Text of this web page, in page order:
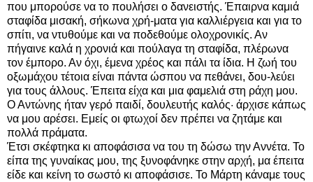
που μπορούσε να το πουλήσει ο δανειστής. Έπαιρνα καμιά
σταφίδα μισακή, σήκωνα χρή-ματα για καλλιέργεια και για το
σπίτι, να ντυθούμε και να ποδεθούμε ολοχρονικίς. Αν
πήγαινε καλά η χρονιά και πούλαγα τη σταφίδα, πλέρωνα
τον έμπορο. Αν όχι, έμενα χρέος και πάλι τα ίδια. Η ζωή του
οξωμάχου τέτοια είναι πάντα ώσπου να πεθάνει, δου-λεύει
για τους άλλους. Έπειτα είχα και μια φαμελιά στη ράχη μου.
Ο Αντώνης ήταν γερό παιδί, δουλευτής καλός· άρχισε κάπως
να μου αρέσει. Εμείς οι φτωχοί δεν πρέπει να ζητάμε και
πολλά πράματα.
Έτσι σκέφτηκα κι αποφάσισα να του τη δώσω την Αννέτα. Το
είπα της γυναίκας μου, της ξυνοφάνηκε στην αρχή, μα έπειτα
είδε και κείνη το σωστό κι αποφάσισε. Το Μάρτη κάναμε τους